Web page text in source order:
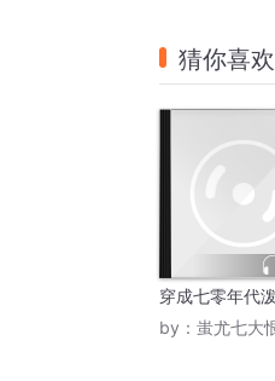
猜你喜欢
穿成七零年代
by： 蚩尤七大恨天妖